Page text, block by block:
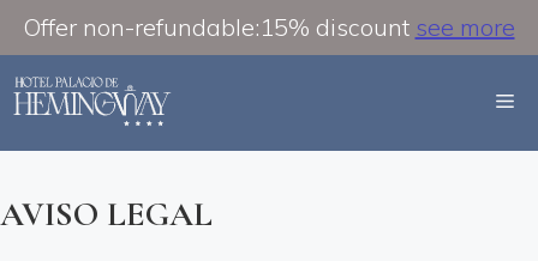
Offer non-refundable:15% discount see more
al
AVISO LEGAL